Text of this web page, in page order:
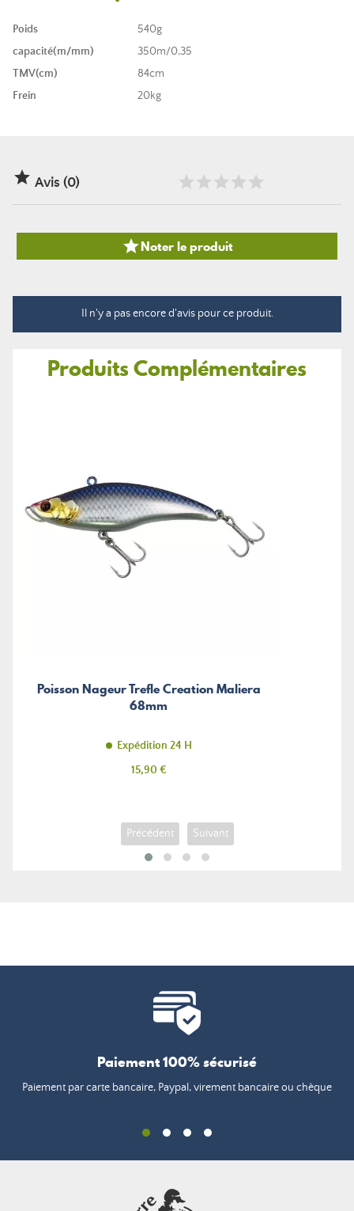
Poids
540g
capacité(m/mm)
350m/0,35
TMV(cm)
84cm
Frein
20kg
 Avis (0)
Noter le produit
Il n'y a pas encore d'avis pour ce produit.
Produits Complémentaires
Poisson Nageur Trefle Creation Maliera
68mm
Expédition 24 H
Prix
15,90 €
Précédent Suivant
Paiement 100% sécurisé
Paiement par carte bancaire, Paypal, virement bancaire ou chèque